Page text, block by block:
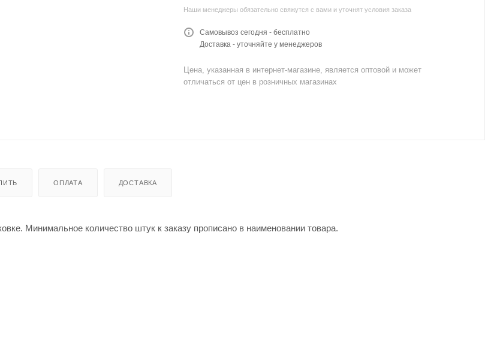
Наши менеджеры обязательно свяжутся с вами и уточнят условия заказа
Самовывоз сегодня - бесплатно
Доставка - уточняйте у менеджеров
Цена, указанная в интернет-магазине, является оптовой и может
отличаться от цен в розничных магазинах
ОПЛАТА ДОСТАВКА
Минимальное количество штук к заказу прописано в наименовании товара.